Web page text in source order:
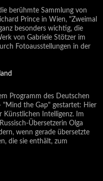
berühmte Sammlung von
Prince in Wien, "Zweimal
besonders wichtig, die
von Gabriele Stötzer im
Fotoausstellungen in der
Programm des Deutschen
"Mind the Gap" gestartet: Hier
Künstlichen Intelligenz. Im
Übersetzerin Olga
wenn gerade übersetzte
die sie enthält, zum